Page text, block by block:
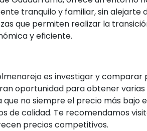
tranquilo y familiar, sin alejarte
que permiten realizar la
y eficiente.
es investigar y comparar
oportunidad para obtener
que no siempre el precio más
de calidad. Te recomendamos
precios competitivos.